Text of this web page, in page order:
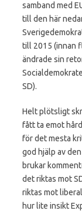
samband med
till den här
till 2015 (innan
ändrade sin
SD).
Helt plötsligt
fått ta emot
för det mesta
god hjälp av
brukar
det riktas mot
riktas mot
hur lite insikt